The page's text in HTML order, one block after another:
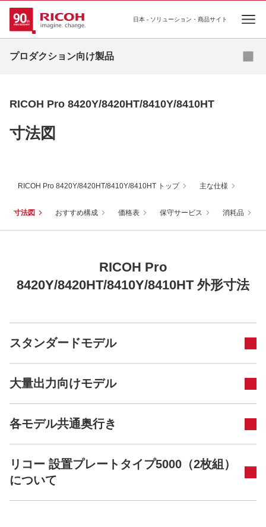
日本 - ソリューション・商品サイト
プロダクション向け製品
基幹プリンティング
RICOH Pro 8420Y/8420HT/8410Y/8410HT
寸法図
RICOH Pro 8420Y/8420HT/8410Y/8410HT トップ 主な仕様
寸法図 おすすめ構成 価格表 保守サービス 消耗品
RICOH Pro
8420Y/8420HT/8410Y/8410HT 外形寸法
スタンダードモデル
大量出力向けモデル
各モデル共通奥行き
リコー 設置プレートタイプ5000（2枚組）
について